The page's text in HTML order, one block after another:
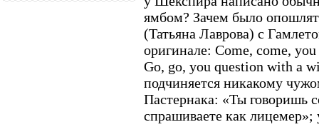
ямбом? Зачем было
(Татьяна Лаврова) с
оригинале: Come, come,
Go, go, you question with a
подчиняется никакому
Пастернака: «Ты говоришь
спрашиваете как лицемер»;